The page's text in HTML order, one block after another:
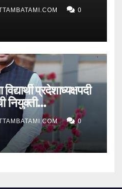
0
प्रदेशाध्यक्षपदी
नियुक्ती…
0